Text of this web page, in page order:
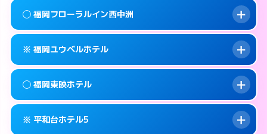
info このホテルの詳細ページを見る →
map 福岡市中央区清川2-6-23
info このホテルの詳細ページを見る →
案内方法: 派遣できません。
smartphone 092-717-6600
map 福岡市中央区長浜1-2-24
info このホテルの詳細ページを見る →
案内方法:状況により派遣できません。
smartphone 092-713-1112
map 福岡市中央区天神4-8-15
info このホテルの詳細ページを見る →
◯ 福岡フローラルイン西中洲
案内方法: 女性が直接お部屋まで伺います。
smartphone 092-735-1100
map 福岡市中央区西中洲5-10
※ 福岡ユウベルホテル
案内方法: カードキーにつきホテルの入り口で
待ち合わせ。
◯ 福岡東映ホテル
※ 平和台ホテル5